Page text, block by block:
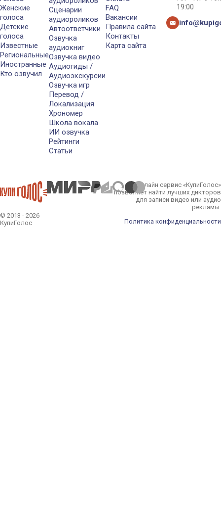
Женские
голоса
Детские
голоса
Известные
Региональные
Иностранные
Кто озвучил
Сценарии
аудиороликов
Автоответчики
Озвучка
аудиокниг
Озвучка видео
Аудиогиды /
Аудиоэкскурсии
Озвучка игр
Перевод /
Локализация
Хрономер
Школа вокала
ИИ озвучка
Рейтинги
Статьи
FAQ
Вакансии
Правила сайта
Контакты
Карта сайта
19:00
© 2013 - 2026
КупиГолос
Онлайн сервис «КупиГолос»
позволяет найти лучших дикторов
для записи видео или аудио
рекламы.
Политика конфиденциальности